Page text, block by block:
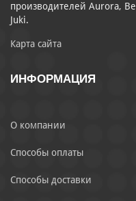
производителей Aurora,
Juki.
Карта сайта
ИНФОРМАЦИЯ
О компании
Способы оплаты
Способы доставки